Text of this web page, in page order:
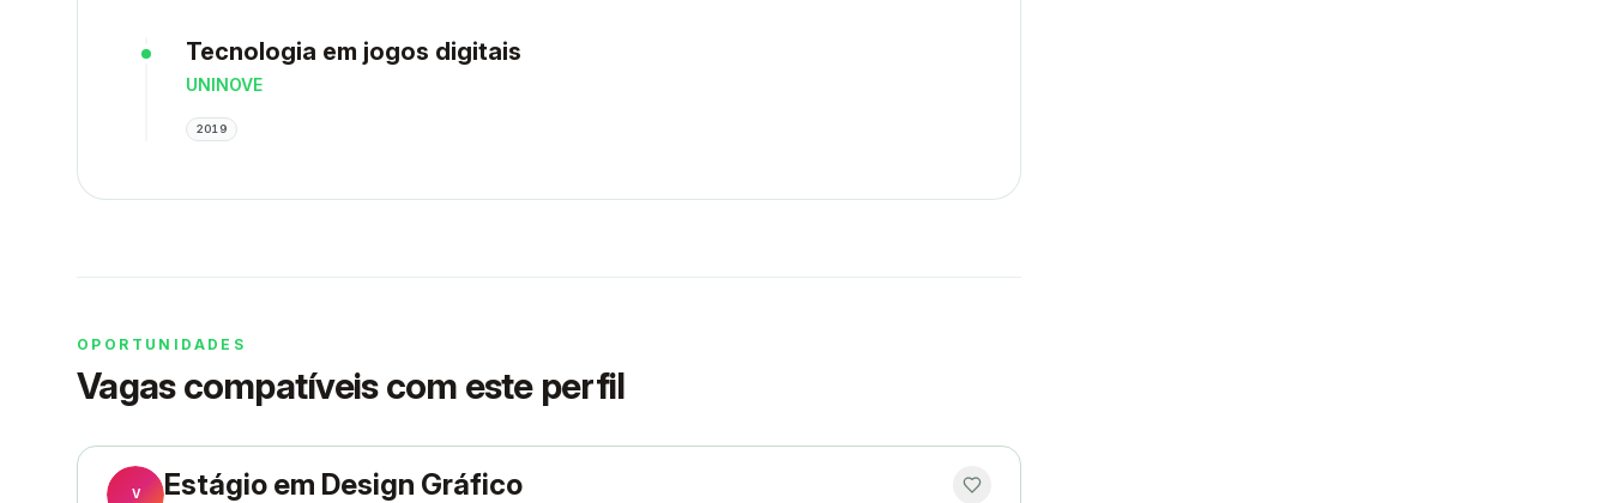
Tecnologia em jogos digitais
UNINOVE
2019
OPORTUNIDADES
Vagas compatíveis com este perfil
V Estágio em Design Gráfico